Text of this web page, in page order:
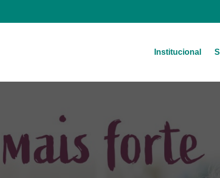
Institucional